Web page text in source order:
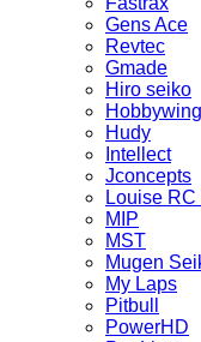
Gens Ace
Revtec
Gmade
Hiro seiko
Hobbywing
Hudy
Intellect
Jconcepts
Louise RC
MIP
MST
Mugen
My Laps
Pitbull
PowerHD